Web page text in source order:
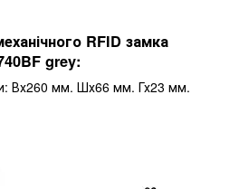
RFID замка
grey:
Вх260 мм. Шх66 мм. Гх23 мм.